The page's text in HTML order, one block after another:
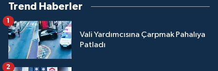
Trend Haberler
Vali Yardımcısına Çarpmak Pahalıya
Patladı
1
2